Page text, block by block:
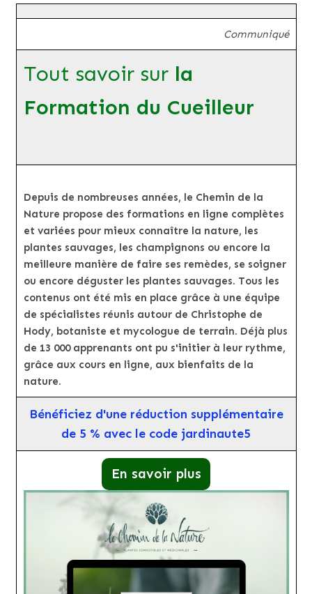
Communiqué
Tout savoir sur la
Formation du Cueilleur
Depuis de nombreuses années, le Chemin de la
Nature propose des formations en ligne complètes
et variées pour mieux connaître la nature, les
plantes sauvages, les champignons ou encore la
meilleure manière de faire ses remèdes, se soigner
ou encore déguster les plantes sauvages. Tous les
contenus ont été mis en place grâce à une équipe
de spécialistes réunis autour de Christophe de
Hody, botaniste et mycologue de terrain. Déjà plus
de 13 000 apprenants ont pu s'initier à leur rythme,
grâce aux cours en ligne, aux bienfaits de la
nature.
Bénéficiez d'une réduction supplémentaire
de 5 % avec le code jardinaute5
En savoir plus